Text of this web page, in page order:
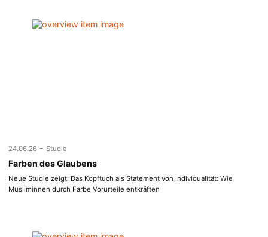
24.06.26 - Studie
Farben des Glaubens
Neue Studie zeigt: Das Kopftuch als Statement von Individualität: Wie
Musliminnen durch Farbe Vorurteile entkräften